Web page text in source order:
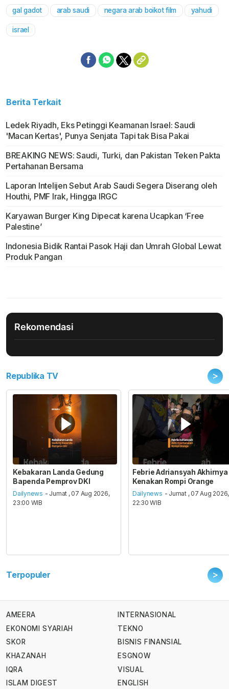
Mute
gal gadot arab saudi negara arab boikot film yahudi
israel
Berita Terkait
Ledek Riyadh, Eks Petinggi Keamanan Israel: Saudi
'Macan Kertas', Punya Senjata Tapi tak Bisa Pakai
BREAKING NEWS: Saudi, Turki, dan Pakistan Teken Pakta
Pertahanan Bersama
Laporan Intelijen Sebut Arab Saudi Segera Diserang oleh
Houthi, PMF Irak, Hingga IRGC
Karyawan Burger King Dipecat karena Ucapkan ‘Free
Palestine’
Indonesia Bidik Rantai Pasok Haji dan Umrah Global Lewat
Produk Pangan
Rekomendasi
Republika TV >
Kebakaran Landa Gedung
Bapenda Pemprov DKI
Dailynews - Jumat , 07 Aug 2026,
23:00 WIB
Febrie Adriansyah Akhirnya
Kenakan Rompi Orange
Dailynews - Jumat , 07 Aug 2026,
22:30 WIB
Terpopuler >
AMEERA
EKONOMI SYARIAH
SKOR
KHAZANAH
IQRA
ISLAM DIGEST
INTERNASIONAL
TEKNO
BISNIS FINANSIAL
ESGNOW
VISUAL
ENGLISH